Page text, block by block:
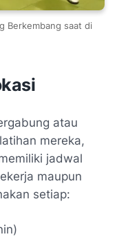
Berkembang saat di
atau
mereka,
jadwal
maupun
setiap: